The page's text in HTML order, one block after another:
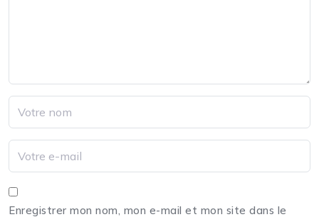
Enregistrer mon nom, mon e-mail et mon site dans le